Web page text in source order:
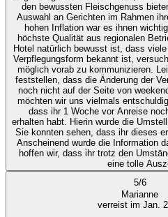
den bewussten Fleischgenuss
Auswahl an Gerichten im Rahmen
hohen Inflation war es ihnen
höchste Qualität aus regionalen
Hotel natürlich bewusst ist, dass
Verpflegungsform bekannt ist,
möglich vorab zu kommunizieren.
feststellen, dass die Änderung der
noch nicht auf der Seite von
möchten wir uns vielmals
dass ihr 1 Woche vor Anreise
erhalten habt. Hierin wurde die
Sie konnten sehen, dass ihr dieses
Anscheinend wurde die Information
hoffen wir, dass ihr trotz den
eine tolle
5/6
Marianne
verreist im Jan.